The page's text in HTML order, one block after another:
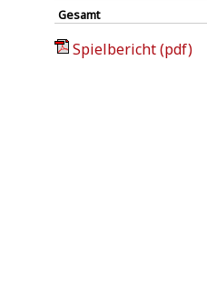
Gesamt
Spielbericht (pdf)